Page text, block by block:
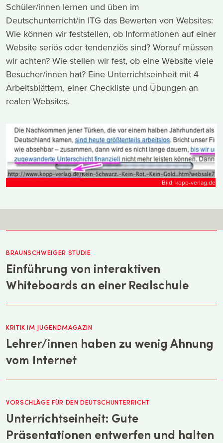
Schüler/innen lernen und üben im
Deutschunterricht/in ITG das Bewerten von Websites:
Wie können wir feststellen, ob Informationen auf einer
Website seriös oder tendenziös sind? Worauf müssen
wir achten? Wie stellen wir fest, ob eine Website viele
Besucher/innen hat? Eine Unterrichtseinheit mit 4
Arbeitsblättern, einer Checkliste und Übungen an
realen Websites.
Bild: kopp-verlag.de
BRAUNSCHWEIGER STUDIE
Einführung von interaktiven
Whiteboards an einer Realschule
KRITIK IM JUGENDMAGAZIN
Lehrer/innen haben zu wenig Ahnung
vom Internet
VORSCHLÄGE FÜR DEN DEUTSCHUNTERRICHT
Unterrichtseinheit: Gute
Präsentationen entwerfen und halten